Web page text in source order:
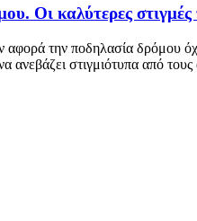
Οι καλύτερες
την ποδηλασία δρόμου
ανεβάζει στιγμιότυπα από